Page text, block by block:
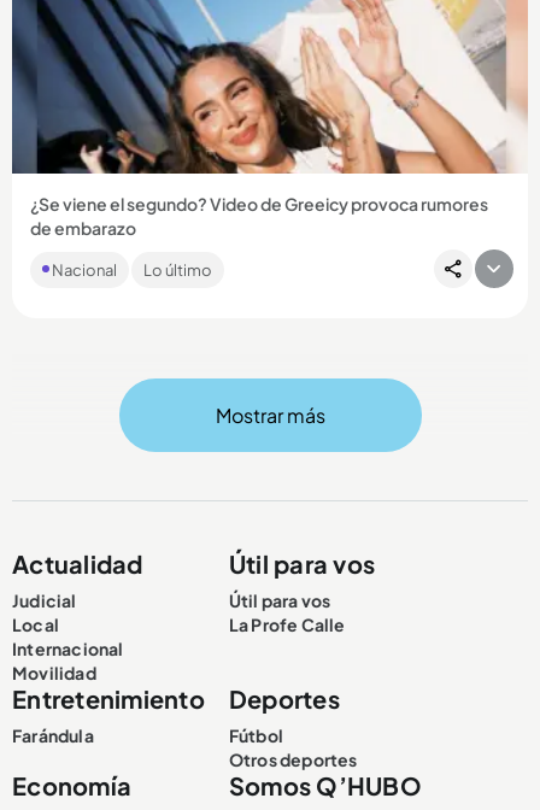
Compartir Noticia
¿Se viene el segundo? Video de Greeicy provoca rumores
de embarazo
La grabación publicada por Mike Bahia provocó gran furor
entre los fanáticos de la pareja, que creen que Kai tendrá un
Nacional Lo último
Mostrar más
Actualidad
Judicial
Local
Internacional
Movilidad
Útil para vos
Útil para vos
La Profe Calle
Entretenimiento
Farándula
Deportes
Fútbol
Otros deportes
Economía Somos Q’HUBO